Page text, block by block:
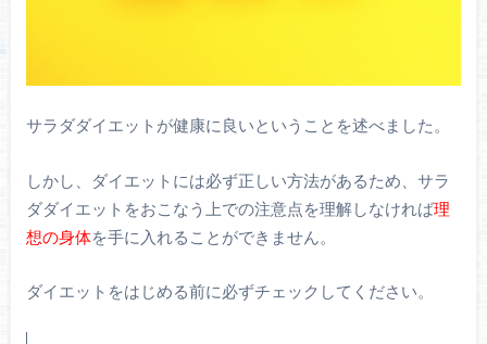
サラダダイエットが健康に良いということを述べました。
しかし、ダイエットには必ず正しい方法があるため、サラ
ダダイエットをおこなう上での注意点を理解しなければ理
想の身体を手に入れることができません。
ダイエットをはじめる前に必ずチェックしてください。